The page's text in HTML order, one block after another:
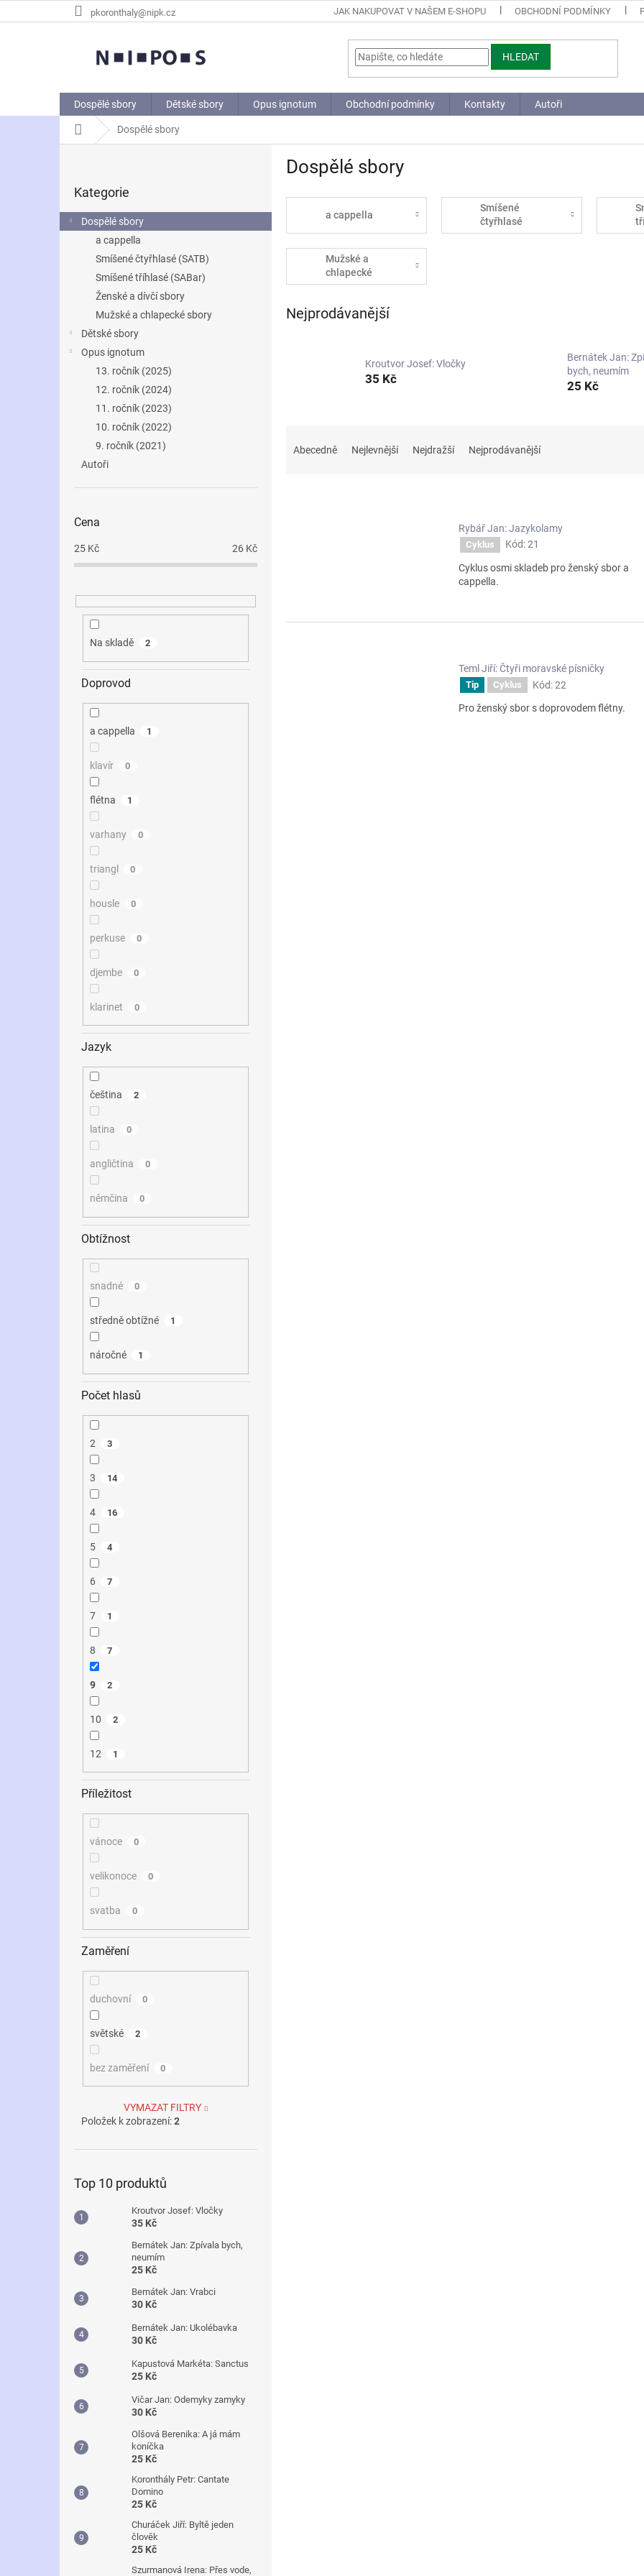
na
pkoronthaly@nipk.cz JAK NAKUPOVAT V NAŠEM E-SHOPU OBCHODNÍ PODMÍNKY
HLEDAT
Dospělé sbory Dětské sbory Opus ignotum Obchodní podmínky Kontakty Autoři
Domů Dospělé sbory
r
a
kategorie
Kategorie
Dospělé sbory
a cappella
Smíšené čtyřhlasé (SATB)
Smíšené tříhlasé (SABar)
Ženské a dívčí sbory
Mužské a chlapecké sbory
Dětské sbory
Opus ignotum
13. ročník (2025)
12. ročník (2024)
11. ročník (2023)
10. ročník (2022)
9. ročník (2021)
Autoři
Cena
25 Kč 26 Kč
Na skladě 2
Doprovod
a cappella 1
klavír 0
flétna 1
varhany 0
triangl 0
housle 0
perkuse 0
djembe 0
klarinet 0
Jazyk
čeština 2
latina 0
angličtina 0
němčina 0
Obtížnost
snadné 0
středně obtížné 1
náročné 1
Počet hlasů
2 3
3 14
4 16
5 4
6 7
7 1
8 7
9 2
10 2
12 1
Příležitost
vánoce 0
velikonoce 0
svatba 0
Zaměření
duchovní 0
světské 2
bez zaměření 0
VYMAZAT FILTRY
Položek k zobrazení:2
Top 10 produktů
Kroutvor Josef: Vločky
35 Kč
Bernátek Jan: Zpívala bych,
neumím
25 Kč
Bernátek Jan: Vrabci
30 Kč
Bernátek Jan: Ukolébavka
30 Kč
Kapustová Markéta: Sanctus
25 Kč
Vičar Jan: Odemyky zamyky
30 Kč
Olšová Berenika: A já mám
koníčka
25 Kč
Koronthály Petr: Cantate
Domino
25 Kč
Churáček Jiří: Byltě jeden
člověk
25 Kč
Szurmanová Irena: Přes vode,
Dospělé sbory
a cappella
Smíšené
čtyřhlasé
(SATB)
Mužské a
chlapecké
sbory
Nejprodávanější
Kroutvor Josef: Vločky
35 Kč
Bernátek Jan:
bych, neumím
25 Kč
t
Abecedně Nejlevnější Nejdražší Nejprodávanější
d
Rybář Jan: Jazykolamy
Cyklus Kód:21
Cyklus osmi skladeb pro ženský sbor a
cappella.
Teml Jiří: Čtyři moravské písničky
Tip Cyklus Kód:22
Pro ženský sbor s doprovodem flétny.